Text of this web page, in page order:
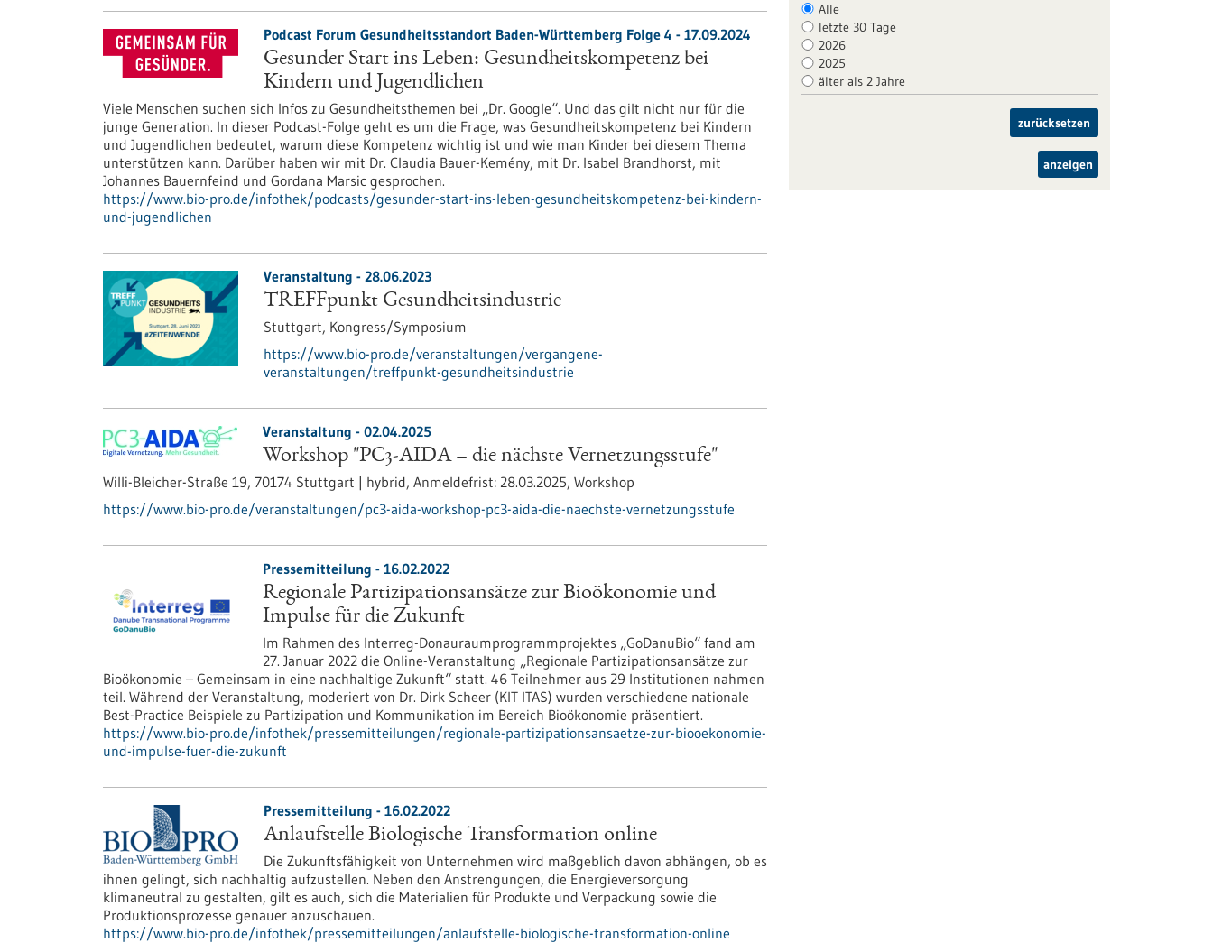
Podcast Forum Gesundheitsstandort Baden-Württemberg Folge 4 - 17.09.2024
Gesunder Start ins Leben: Gesundheitskompetenz bei
Kindern und Jugendlichen
Viele Menschen suchen sich Infos zu Gesundheitsthemen bei „Dr. Google“. Und das gilt nicht nur für die
junge Generation. In dieser Podcast-Folge geht es um die Frage, was Gesundheitskompetenz bei Kindern
und Jugendlichen bedeutet, warum diese Kompetenz wichtig ist und wie man Kinder bei diesem Thema
unterstützen kann. Darüber haben wir mit Dr. Claudia Bauer-Kemény, mit Dr. Isabel Brandhorst, mit
Johannes Bauernfeind und Gordana Marsic gesprochen.
https://www.bio-pro.de/infothek/podcasts/gesunder-start-ins-leben-gesundheitskompetenz-bei-kindern-
und-jugendlichen
Veranstaltung - 28.06.2023
TREFFpunkt Gesundheitsindustrie
Stuttgart, Kongress/Symposium
https://www.bio-pro.de/veranstaltungen/vergangene-
veranstaltungen/treffpunkt-gesundheitsindustrie
Veranstaltung - 02.04.2025
Workshop "PC3-AIDA – die nächste Vernetzungsstufe"
Willi-Bleicher-Straße 19, 70174 Stuttgart | hybrid, Anmeldefrist: 28.03.2025, Workshop
https://www.bio-pro.de/veranstaltungen/pc3-aida-workshop-pc3-aida-die-naechste-vernetzungsstufe
Pressemitteilung - 16.02.2022
Regionale Partizipationsansätze zur Bioökonomie und
Impulse für die Zukunft
Im Rahmen des Interreg-Donauraumprogrammprojektes „GoDanuBio“ fand am
27. Januar 2022 die Online-Veranstaltung „Regionale Partizipationsansätze zur
Bioökonomie – Gemeinsam in eine nachhaltige Zukunft“ statt. 46 Teilnehmer aus 29 Institutionen nahmen
teil. Während der Veranstaltung, moderiert von Dr. Dirk Scheer (KIT ITAS) wurden verschiedene nationale
Best-Practice Beispiele zu Partizipation und Kommunikation im Bereich Bioökonomie präsentiert.
https://www.bio-pro.de/infothek/pressemitteilungen/regionale-partizipationsansaetze-zur-biooekonomie-
und-impulse-fuer-die-zukunft
Pressemitteilung - 16.02.2022
Anlaufstelle Biologische Transformation online
Die Zukunftsfähigkeit von Unternehmen wird maßgeblich davon abhängen, ob es
ihnen gelingt, sich nachhaltig aufzustellen. Neben den Anstrengungen, die Energieversorgung
klimaneutral zu gestalten, gilt es auch, sich die Materialien für Produkte und Verpackung sowie die
Produktionsprozesse genauer anzuschauen.
https://www.bio-pro.de/infothek/pressemitteilungen/anlaufstelle-biologische-transformation-online
Alle
letzte 30 Tage
2026
2025
älter als 2 Jahre
zurücksetzen
anzeigen